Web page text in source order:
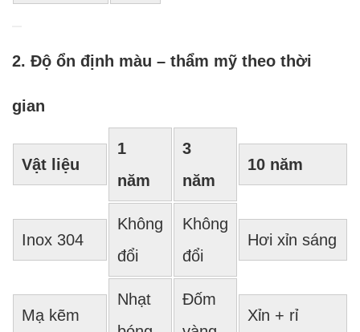
2. Độ ổn định màu – thẩm mỹ theo thời
gian
Vật liệu
1
năm
3
năm
10 năm
Inox 304
Không
đổi
Không
đổi
Hơi xỉn sáng
Mạ kẽm
Nhạt
Đốm
Xỉn + rỉ